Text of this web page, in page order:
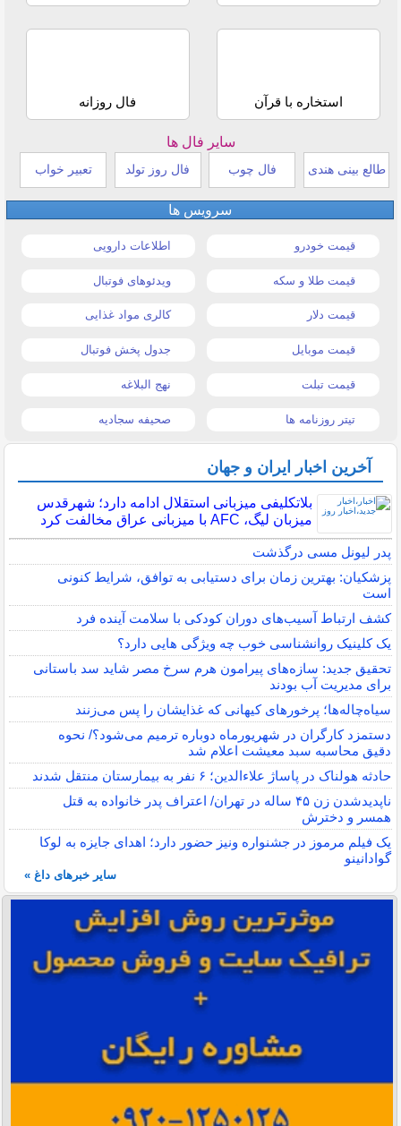
استخاره با قرآن فال روزانه
سایر فال ها
طالع بینی هندی فال چوب فال روز تولد تعبیر خواب
سرویس ها
قیمت خودرو اطلاعات دارویی
قیمت طلا و سکه ویدئوهای فوتبال
قیمت دلار کالری مواد غذایی
قیمت موبایل جدول پخش فوتبال
قیمت تبلت نهج البلاغه
تیتر روزنامه ها صحیفه سجادیه
آخرین اخبار ایران و جهان
بلاتکلیفی میزبانی استقلال ادامه دارد؛ شهرقدس
میزبان لیگ، AFC با میزبانی عراق مخالفت کرد
پدر لیونل مسی درگذشت
پزشکیان: بهترین زمان برای دستیابی به توافق، شرایط کنونی
است
کشف ارتباط آسیب‌های دوران کودکی با سلامت آینده فرد
یک کلینیک روانشناسی خوب چه ویژگی هایی دارد؟
تحقیق جدید: سازه‌های پیرامون هرم سرخ مصر شاید سد باستانی
برای مدیریت آب بودند
سیاه‌چاله‌ها؛ پرخورهای کیهانی که غذایشان را پس می‌زنند
دستمزد کارگران در شهریورماه دوباره ترمیم می‌شود؟/ نحوه
دقیق محاسبه سبد معیشت اعلام شد
حادثه هولناک در پاساژ علاءالدین؛ ۶ نفر به بیمارستان منتقل شدند
ناپدیدشدن زن ۴۵ ساله در تهران/ اعتراف پدر خانواده به قتل
همسر و دخترش
یک فیلم مرموز در جشنواره ونیز حضور دارد؛ اهدای جایزه به لوکا
گوادانینو
سایر خبرهای داغ »